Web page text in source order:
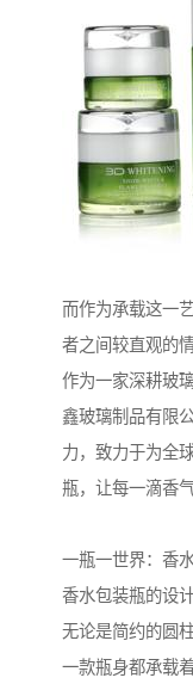
而作为承载这一
者之间较直观的
作为一家深耕玻
鑫玻璃制品有限
力，致力于为全
瓶，让每一滴香
一瓶一世界：香
香水包装瓶的设
无论是简约的圆
一款瓶身都承载